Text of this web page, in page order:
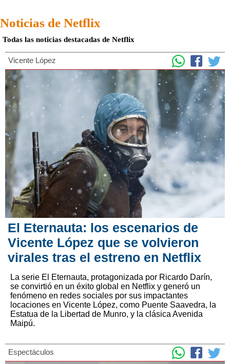
Noticias de Netflix
Todas las noticias destacadas de Netflix
Vicente López
El Eternauta: los escenarios de
Vicente López que se volvieron
virales tras el estreno en Netflix
La serie El Eternauta, protagonizada por Ricardo Darín,
se convirtió en un éxito global en Netflix y generó un
fenómeno en redes sociales por sus impactantes
locaciones en Vicente López, como Puente Saavedra, la
Estatua de la Libertad de Munro, y la clásica Avenida
Maipú.
Espectáculos